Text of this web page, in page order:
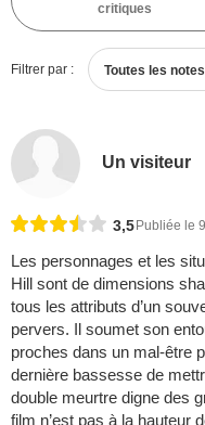
critiques
Filtrer par : Toutes les notes
Un visiteur
3,5 Publiée le
Les personnages et les
Hill sont de dimensions
tous les attributs d’un
pervers. Il soumet son
proches dans un mal-être
dernière bassesse de
double meurtre digne des
film n’est pas à la hauteur